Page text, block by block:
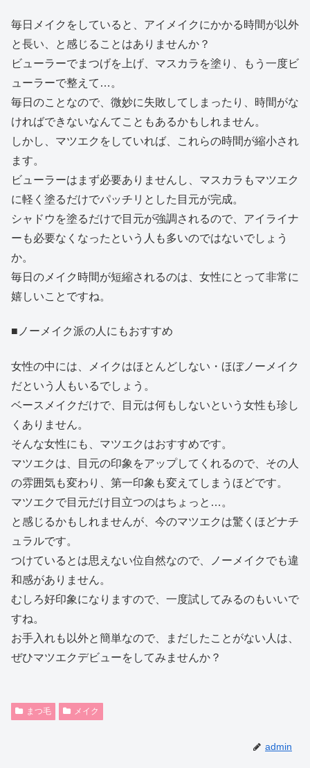
毎日メイクをしていると、アイメイクにかかる時間が以外
と長い、と感じることはありませんか？
ビューラーでまつげを上げ、マスカラを塗り、もう一度ビ
ューラーで整えて…。
毎日のことなので、微妙に失敗してしまったり、時間がな
ければできないなんてこともあるかもしれません。
しかし、マツエクをしていれば、これらの時間が縮小され
ます。
ビューラーはまず必要ありませんし、マスカラもマツエク
に軽く塗るだけでパッチリとした目元が完成。
シャドウを塗るだけで目元が強調されるので、アイライナ
ーも必要なくなったという人も多いのではないでしょう
か。
毎日のメイク時間が短縮されるのは、女性にとって非常に
嬉しいことですね。
■ノーメイク派の人にもおすすめ
女性の中には、メイクはほとんどしない・ほぼノーメイク
だという人もいるでしょう。
ベースメイクだけで、目元は何もしないという女性も珍し
くありません。
そんな女性にも、マツエクはおすすめです。
マツエクは、目元の印象をアップしてくれるので、その人
の雰囲気も変わり、第一印象も変えてしまうほどです。
マツエクで目元だけ目立つのはちょっと…。
と感じるかもしれませんが、今のマツエクは驚くほどナチ
ュラルです。
つけているとは思えない位自然なので、ノーメイクでも違
和感がありません。
むしろ好印象になりますので、一度試してみるのもいいで
すね。
お手入れも以外と簡単なので、まだしたことがない人は、
ぜひマツエクデビューをしてみませんか？
まつ毛 メイク
admin